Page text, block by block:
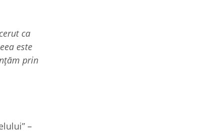
ca
este
prin
–